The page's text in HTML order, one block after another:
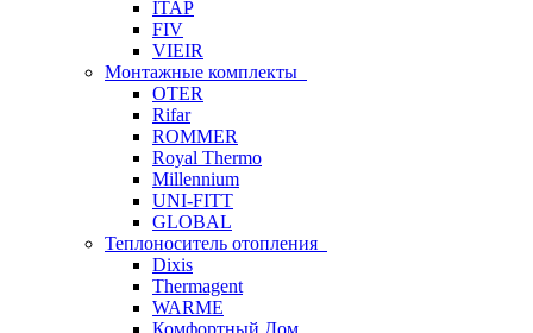
ITAP
FIV
VIEIR
Монтажные комплекты
OTER
Rifar
ROMMER
Royal Thermo
Millennium
UNI-FITT
GLOBAL
Теплоноситель отопления
Dixis
Thermagent
WARME
Комфортный Дом